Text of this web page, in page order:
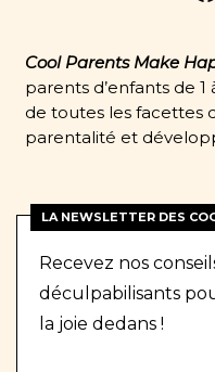
Cool Parents Make
parents d’enfants de 1
de toutes les facettes
parentalité et
LA NEWSLETTER DES
Recevez nos
déculpabilisants
la joie dedans !